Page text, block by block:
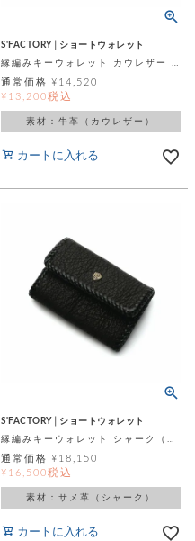
S'FACTORY│ショートウォレット
通常価格 ¥ 14,520
¥ 13,200税込
素材：牛革（カウレザー）
カートに入れる
S'FACTORY│ショートウォレット
通常価格 ¥ 18,150
¥ 16,500税込
素材：サメ革（シャーク）
カートに入れる